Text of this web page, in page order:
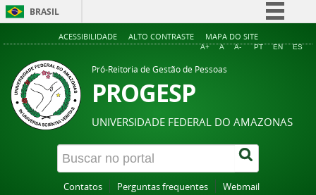
BRASIL
Simplifique!
Acesso à informação
Legislação
Canais
ACESSIBILIDADE ALTO CONTRASTE MAPA DO SITE
A+ A A- PT EN ES
Pró-Reitoria de Gestão de Pessoas
PROGESP
UNIVERSIDADE FEDERAL DO AMAZONAS
Contatos Perguntas frequentes Webmail